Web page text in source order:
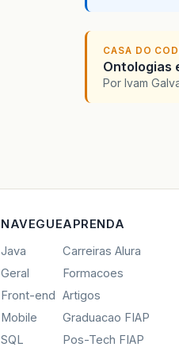
CASA DO
Ontologias
Por Ivam
NAVEGUE
Java
Geral
Front-end
Mobile
SQL
APRENDA
Carreiras Alura
Formacoes
Artigos
Graduacao FIAP
Pos-Tech FIAP